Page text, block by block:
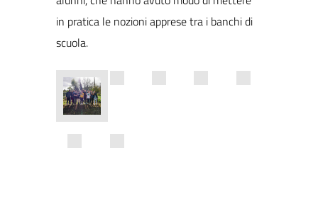
in pratica le nozioni apprese tra i banchi di
scuola.